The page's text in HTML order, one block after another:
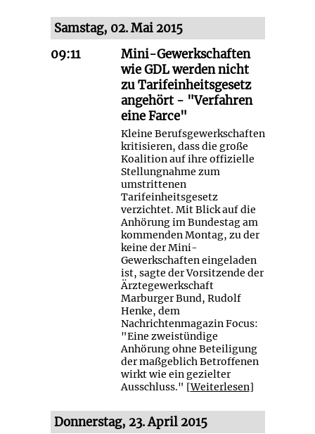
Samstag, 02. Mai 2015
09:11
Mini-Gewerkschaften
wie GDL werden nicht
zu Tarifeinheitsgesetz
angehört - "Verfahren
eine Farce"
Kleine Berufsgewerkschaften
kritisieren, dass die große
Koalition auf ihre offizielle
Stellungnahme zum
umstrittenen
Tarifeinheitsgesetz
verzichtet. Mit Blick auf die
Anhörung im Bundestag am
kommenden Montag, zu der
keine der Mini-
Gewerkschaften eingeladen
ist, sagte der Vorsitzende der
Ärztegewerkschaft
Marburger Bund, Rudolf
Henke, dem
Nachrichtenmagazin Focus:
"Eine zweistündige
Anhörung ohne Beteiligung
der maßgeblich Betroffenen
wirkt wie ein gezielter
Ausschluss." [Weiterlesen]
Donnerstag, 23. April 2015